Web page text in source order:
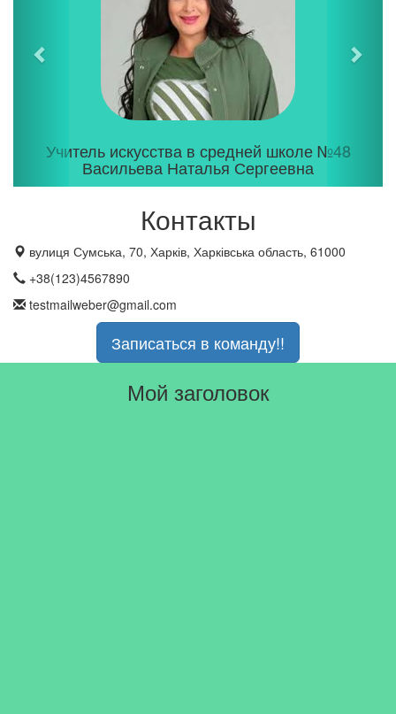
Учитель искусства в средней школе №48
Васильева Наталья Сергеевна
Контакты
вулиця Сумська, 70, Харків, Харківська область, 61000
+38(123)4567890
testmailweber@gmail.com
Записаться в команду!!
Мой заголовок